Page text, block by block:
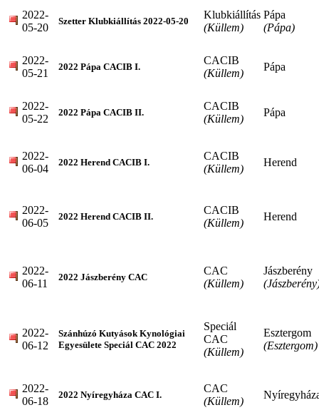
2022-
05-20
Szetter Klubkiállítás 2022-05-20
Klubkiállítás
(Küllem)
Pápa
(Pápa)
2022-
05-21
2022 Pápa CACIB I.
CACIB
(Küllem)
Pápa
2022-
05-22
2022 Pápa CACIB II.
CACIB
(Küllem)
Pápa
2022-
06-04
2022 Herend CACIB I.
CACIB
(Küllem)
Herend
2022-
06-05
2022 Herend CACIB II.
CACIB
(Küllem)
Herend
2022-
06-11
2022 Jászberény CAC
CAC
(Küllem)
Jászberény
2022-
06-12
Szánhúzó Kutyások Kynológiai
Egyesülete Speciál CAC 2022
Speciál
CAC
(Küllem)
Esztergom
(Esztergom)
2022-
06-18
2022 Nyíregyháza CAC I.
CAC
(Küllem)